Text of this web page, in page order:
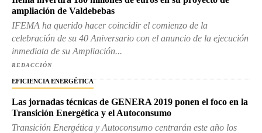
ampliación de Valdebebas
IFEMA ha querido hacer coincidir el comienzo de la
celebración de su 40 Aniversario con el anuncio de la ejecución
inmediata de su Ampliación...
REDACCIÓN
EFICIENCIA ENERGÉTICA
Las jornadas técnicas de GENERA 2019 ponen el foco en la
Transición Energética y el Autoconsumo
Transición Energética y Autoconsumo centrarán este año los